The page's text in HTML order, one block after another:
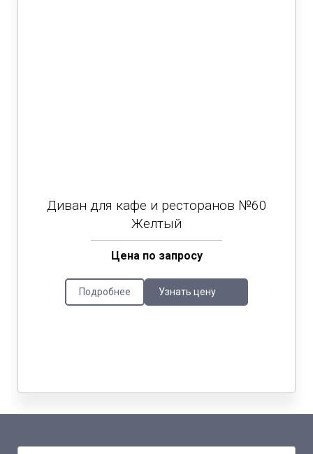
Диван для кафе и ресторанов №60
Желтый
Цена по запросу
Подробнее Узнать цену